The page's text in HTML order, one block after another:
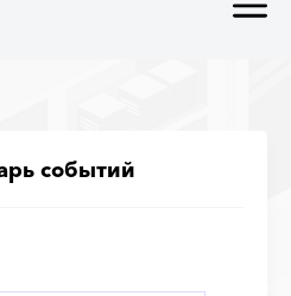
событий